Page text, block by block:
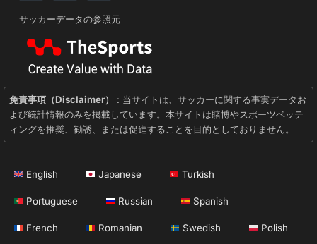
サッカーデータの参照元
免責事項（Disclaimer）
: 当サイトは、サッカーに関する事実データお
よび統計情報のみを掲載しています。本サイトは賭博やスポーツベッテ
ィングを推奨、勧誘、または促進することを目的としておりません。
English Japanese Turkish
Portuguese Russian Spanish
French Romanian Swedish Polish